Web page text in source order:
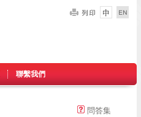
聯繫我們
問答集